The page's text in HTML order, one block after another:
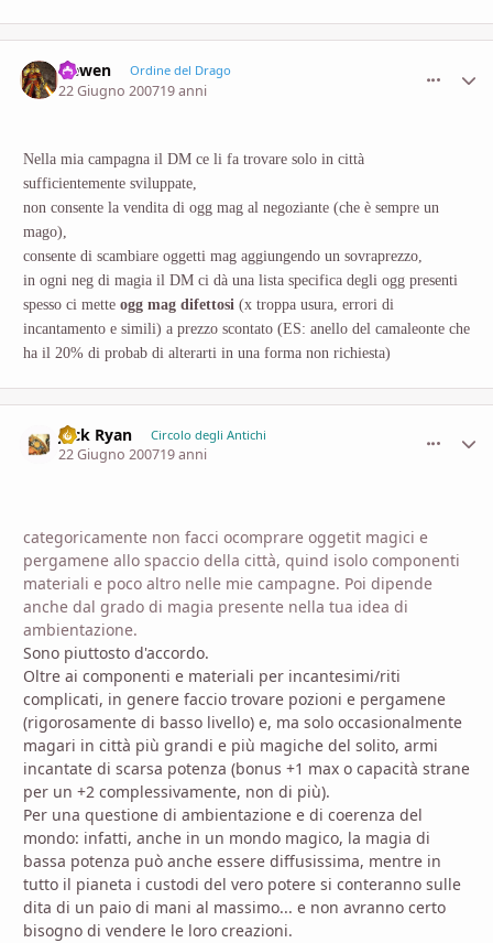
Hewen Ordine del Drago
22 Giugno 200719 anni
Nella mia campagna il DM ce li fa trovare solo in città
sufficientemente sviluppate,
non consente la vendita di ogg mag al negoziante (che è sempre un
mago),
consente di scambiare oggetti mag aggiungendo un sovraprezzo,
in ogni neg di magia il DM ci dà una lista specifica degli ogg presenti
spesso ci mette ogg mag difettosi (x troppa usura, errori di
incantamento e simili) a prezzo scontato (ES: anello del camaleonte che
ha il 20% di probab di alterarti in una forma non richiesta)
Jack Ryan Circolo degli Antichi
22 Giugno 200719 anni
categoricamente non facci ocomprare oggetit magici e
pergamene allo spaccio della città, quind isolo componenti
materiali e poco altro nelle mie campagne. Poi dipende
anche dal grado di magia presente nella tua idea di
ambientazione.
Sono piuttosto d'accordo.
Oltre ai componenti e materiali per incantesimi/riti
complicati, in genere faccio trovare pozioni e pergamene
(rigorosamente di basso livello) e, ma solo occasionalmente
magari in città più grandi e più magiche del solito, armi
incantate di scarsa potenza (bonus +1 max o capacità strane
per un +2 complessivamente, non di più).
Per una questione di ambientazione e di coerenza del
mondo: infatti, anche in un mondo magico, la magia di
bassa potenza può anche essere diffusissima, mentre in
tutto il pianeta i custodi del vero potere si conteranno sulle
dita di un paio di mani al massimo... e non avranno certo
bisogno di vendere le loro creazioni.